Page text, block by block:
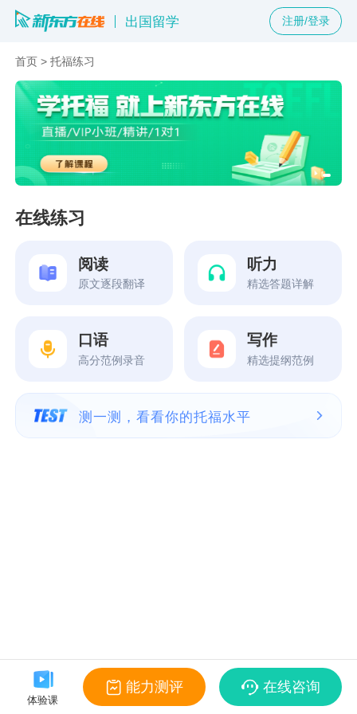
出国留学 注册/登录
首页 >托福练习
在线练习
阅读
原文逐段翻译
听力
精选答题详解
口语
高分范例录音
写作
精选提纲范例
测一测，看看你的托福水平
体验课
能力测评 在线咨询